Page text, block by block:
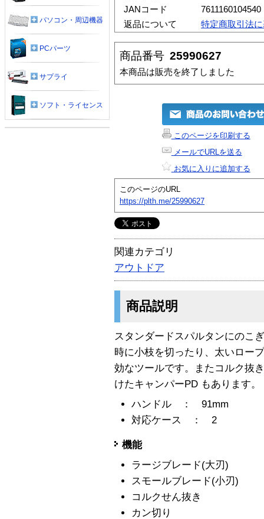
JANコード
7611160104540
返品について
特定商取引法
商品番号 25990627
本商品は販売を終了しました
このページを印刷する
メールでURLを送る
お気に入りに追加する
このページのURL
https://plth.me/25990627
関連カテゴリ
アウトドア
商品説明
スタンダードスパルタンにのこ
時に小枝を切ったり、太いロー
効なツールです。またコルク抜
けたキャンパーPD もあります。
ハンドル ： 91mm
対応ケース ： 2
機能
ラージブレード(大刃)
スモールブレード(小刃)
コルクせん抜き
カン切り
パソコン・周辺機器
PCパーツ
サプライ
ソフト・ライセンス